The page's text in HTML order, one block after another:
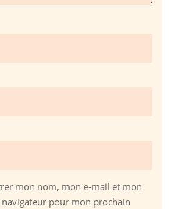
mon nom, mon e-mail et mon
navigateur pour mon prochain